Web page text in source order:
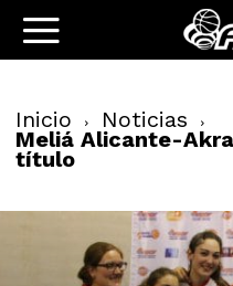
Inicio Noticias
Meliá Alicante-
título